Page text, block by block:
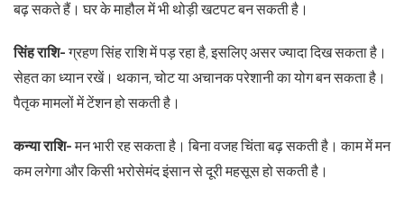
बढ़ सकते हैं। घर के माहौल में भी थोड़ी खटपट बन सकती है।
सिंह राशि-ग्रहण सिंह राशि में पड़ रहा है, इसलिए असर ज्यादा दिख सकता है।
सेहत का ध्यान रखें। थकान, चोट या अचानक परेशानी का योग बन सकता है।
पैतृक मामलों में टेंशन हो सकती है।
कन्या राशि-मन भारी रह सकता है। बिना वजह चिंता बढ़ सकती है। काम में मन
कम लगेगा और किसी भरोसेमंद इंसान से दूरी महसूस हो सकती है।